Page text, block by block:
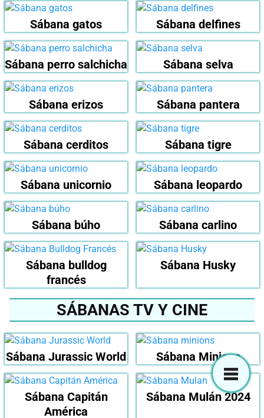
Sábana gatos Sábana delfines
Sábana perro salchicha Sábana selva
Sábana erizos Sábana pantera
Sábana cerditos Sábana tigre
Sábana unicornio Sábana leopardo
Sábana búho Sábana carlino
Sábana bulldog
francés
Sábana Husky
SÁBANAS TV Y CINE
Sábana Jurassic World Sábana Minions
Sábana Capitán
América
Sábana Mulán 2024